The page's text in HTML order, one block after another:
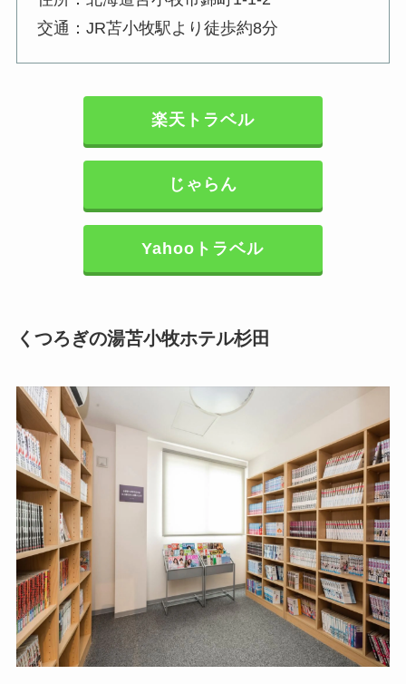
交通：JR苫小牧駅より徒歩約8分
楽天トラベル
じゃらん
Yahooトラベル
くつろぎの湯苫小牧ホテル杉田